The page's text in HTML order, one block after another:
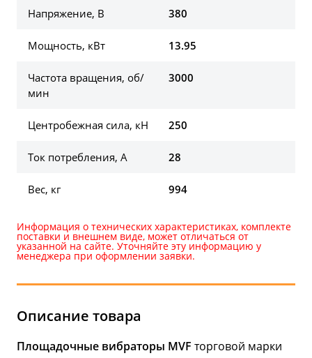
Напряжение, В 380
Мощность, кВт 13.95
Частота вращения, об/
мин
3000
Центробежная сила, кН 250
Ток потребления, А 28
Вес, кг 994
Информация о технических характеристиках, комплекте
поставки и внешнем виде, может отличаться от
указанной на сайте. Уточняйте эту информацию у
менеджера при оформлении заявки.
Описание товара
Площадочные вибраторы MVF торговой марки